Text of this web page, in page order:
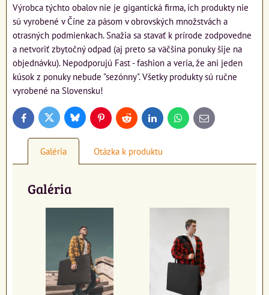
Výrobca týchto obalov nie je gigantická firma, ich produkty nie
sú vyrobené v Číne za pásom v obrovských množstvách a
otrasných podmienkach. Snažia sa stavať k prírode zodpovedne
a netvoriť zbytočný odpad (aj preto sa väčšina ponuky šije na
objednávku). Nepodporujú Fast - fashion a veria, že ani jeden
kúsok z ponuky nebude "sezónny". Všetky produkty sú ručne
vyrobené na Slovensku!
FacebookTwitter BlueskyPinterestReddit LinkedInWhatsApp
E-
mail
Galéria Otázka k produktu
Galéria